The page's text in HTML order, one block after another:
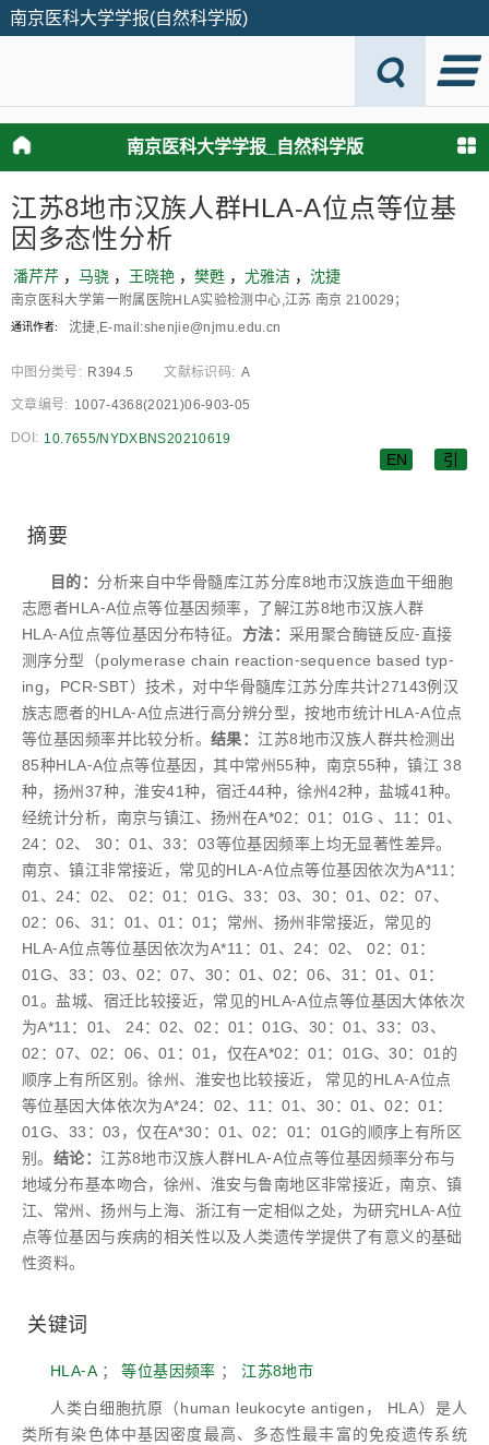
南京医科大学学报(自然科学版)
南京医科大学学报_自然科学版
引
EN
江苏8地市汉族人群HLA⁃A位点等位基
因多态性分析
潘芹芹 ， 马骁 ， 王晓艳 ， 樊甦 ， 尤雅洁 ， 沈捷
南京医科大学第一附属医院HLA实验检测中心,江苏 南京 210029；
通讯作者: 沈捷,E⁃mail:shenjie@njmu.edu.cn
中图分类号: R394.5 文献标识码: A
文章编号: 1007-4368(2021)06-903-05
DOI: 10.7655/NYDXBNS20210619
摘要
目的： 分析来自中华骨髓库江苏分库8地市汉族造血干细胞
志愿者HLA⁃A位点等位基因频率，了解江苏8地市汉族人群
HLA⁃A位点等位基因分布特征。 方法： 采用聚合酶链反应⁃直接
测序分型（polymerase chain reaction⁃sequence based typ⁃
ing，PCR⁃SBT）技术，对中华骨髓库江苏分库共计27143例汉
族志愿者的HLA⁃A位点进行高分辨分型，按地市统计HLA⁃A位点
等位基因频率并比较分析。结果： 江苏8地市汉族人群共检测出
85种HLA⁃A位点等位基因，其中常州55种，南京55种，镇江 38
种，扬州37种，淮安41种，宿迁44种，徐州42种，盐城41种。
经统计分析，南京与镇江、扬州在A*02：01：01G 、11：01、
24：02、 30：01、33：03等位基因频率上均无显著性差异。
南京、镇江非常接近，常见的HLA⁃A位点等位基因依次为A*11：
01、24：02、 02：01：01G、33：03、30：01、02：07、
02：06、31：01、01：01；常州、扬州非常接近，常见的
HLA⁃A位点等位基因依次为A*11：01、24：02、 02：01：
01G、33：03、02：07、30：01、02：06、31：01、01：
01。盐城、宿迁比较接近，常见的HLA⁃A位点等位基因大体依次
为A*11：01、 24：02、02：01：01G、30：01、33：03、
02：07、02：06、01：01，仅在A*02：01：01G、30：01的
顺序上有所区别。徐州、淮安也比较接近， 常见的HLA⁃A位点
等位基因大体依次为A*24：02、11：01、30：01、02：01：
01G、33：03，仅在A*30：01、02：01：01G的顺序上有所区
别。 结论： 江苏8地市汉族人群HLA⁃A位点等位基因频率分布与
地域分布基本吻合，徐州、淮安与鲁南地区非常接近，南京、镇
江、常州、扬州与上海、浙江有一定相似之处，为研究HLA⁃A位
点等位基因与疾病的相关性以及人类遗传学提供了有意义的基础
性资料。
关键词
HLA⁃A；等位基因频率 ；江苏8地市
人类白细胞抗原（human leukocyte antigen， HLA）是人
类所有染色体中基因密度最高、多态性最丰富的免疫遗传系统